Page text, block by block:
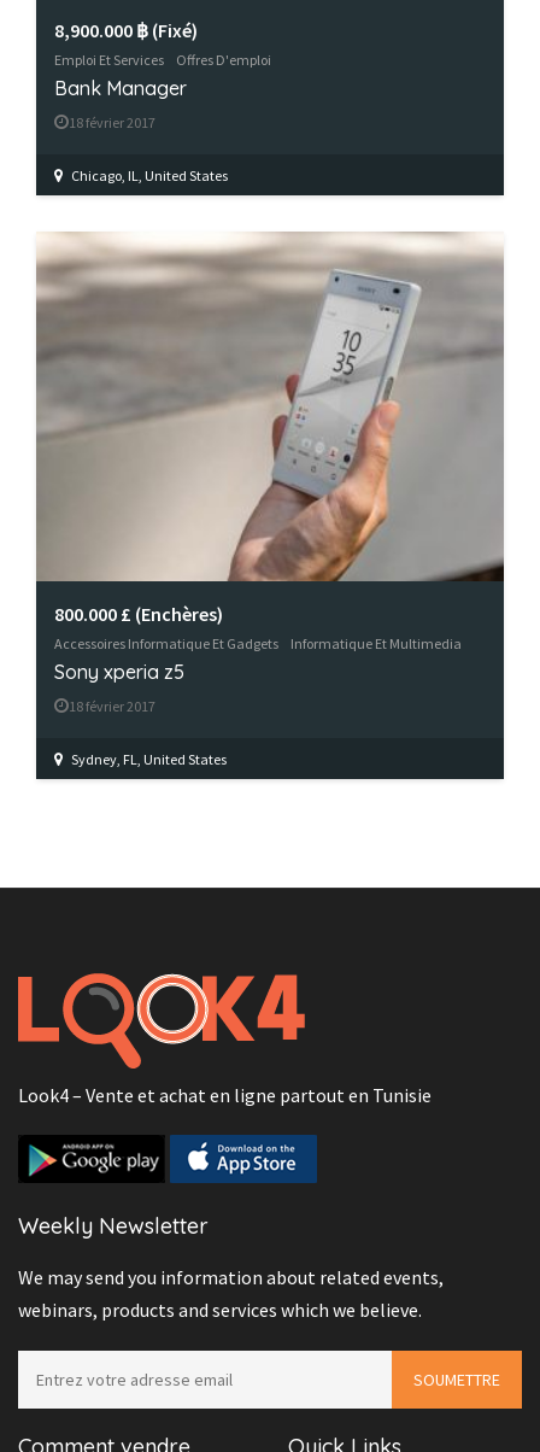
8,900.000 ฿ (Fixé)
Emploi Et Services Offres D'emploi
Bank Manager
18 février 2017
Chicago, IL, United States
800.000 £ (Enchères)
Accessoires Informatique Et Gadgets Informatique Et Multimedia
Sony xperia z5
18 février 2017
Sydney, FL, United States
Look4 – Vente et achat en ligne partout en Tunisie
Weekly Newsletter
We may send you information about related events,
webinars, products and services which we believe.